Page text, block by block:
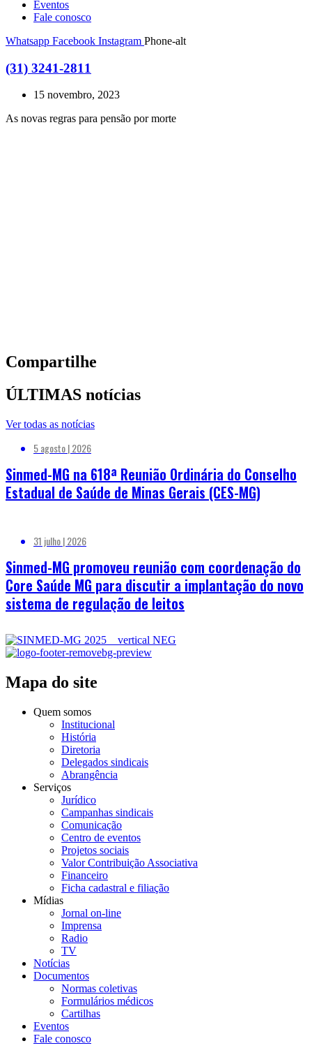
Eventos
Fale conosco
Whatsapp Facebook Instagram Phone-alt
(31) 3241-2811
15 novembro, 2023
As novas regras para pensão por morte
Compartilhe
ÚLTIMAS notícias
Ver todas as notícias
5 agosto | 2026
Sinmed-MG na 618ª Reunião Ordinária do Conselho
Estadual de Saúde de Minas Gerais (CES-MG)
31 julho | 2026
Sinmed-MG promoveu reunião com coordenação do
Core Saúde MG para discutir a implantação do novo
sistema de regulação de leitos
Mapa do site
Quem somos
Institucional
História
Diretoria
Delegados sindicais
Abrangência
Serviços
Jurídico
Campanhas sindicais
Comunicação
Centro de eventos
Projetos sociais
Valor Contribuição Associativa
Financeiro
Ficha cadastral e filiação
Mídias
Jornal on-line
Imprensa
Radio
TV
Notícias
Documentos
Normas coletivas
Formulários médicos
Cartilhas
Eventos
Fale conosco